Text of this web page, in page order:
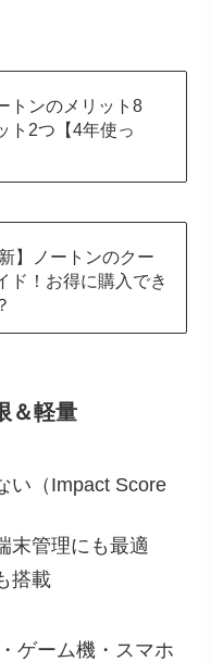
トンのメリット8
ト2つ【4年使っ
】ノートンのクー
ド！お得に購入でき
＆軽量
い（Impact Score
末管理にも最適
搭載
ゲーム機・スマホ